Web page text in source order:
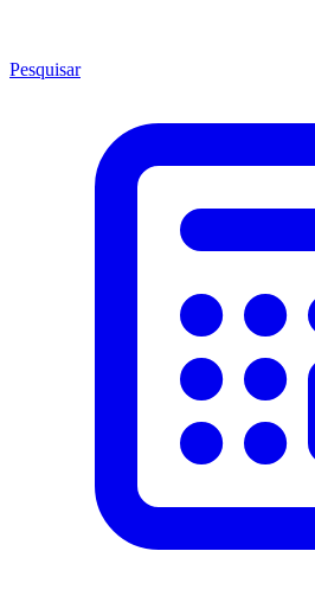
Pesquisar